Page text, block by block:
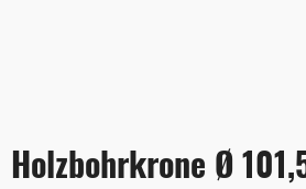
Holzbohrkrone Ø